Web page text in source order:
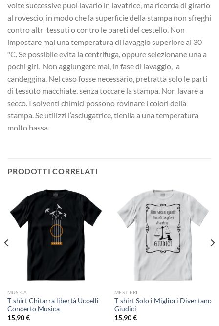
volte successive puoi lavarlo in lavatrice, ma ricorda di girarlo
al rovescio, in modo che la superficie della stampa non sfreghi
contro altri tessuti o contro le pareti del cestello. Non
impostare mai una temperatura di lavaggio superiore ai 30
°C. Se possibile evita la centrifuga, oppure selezionane una a
pochi giri. Non aggiungere mai, in fase di lavaggio, la
candeggina. Nel caso fosse necessario, pretratta solo le parti
di tessuto macchiate, senza toccare la stampa. Non lavare a
secco. I solventi chimici possono rovinare i colori della
stampa. Se utilizzi l’asciugatrice, tienila a una temperatura
molto bassa.
PRODOTTI CORRELATI
MUSICA
T-shirt Chitarra libertà Uccelli
Concerto Musica
15,90€
MESTIERI
T-shirt Solo i Migliori Diventano
Giudici
15,90€